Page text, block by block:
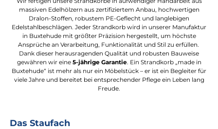
massiven Edelhölzern aus zertifiziertem Anbau, hochwertigen
Dralon-Stoffen, robustem PE-Geflecht und langlebigen
Edelstahlbeschlägen. Jeder Strandkorb wird in unserer Manufaktur
in Buxtehude mit größter Präzision hergestellt, um höchste
Ansprüche an Verarbeitung, Funktionalität und Stil zu erfüllen.
Dank dieser herausragenden Qualität und robusten Bauweise
gewähren wir eine 5-jährige Garantie. Ein Strandkorb „made in
Buxtehude“ ist mehr als nur ein Möbelstück – er ist ein Begleiter für
viele Jahre und bereitet bei entsprechender Pflege ein Leben lang
Freude.
Das Staufach